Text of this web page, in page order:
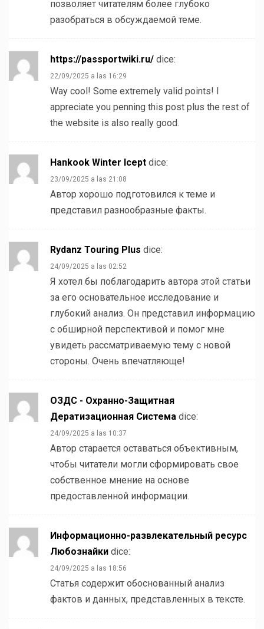
позволяет читателям более глубоко
разобраться в обсуждаемой теме.
https://passportwiki.ru/ dice:
22/09/2025 a las 16:29
Way cool! Some extremely valid points! I
appreciate you penning this post plus the rest of
the website is also really good.
Hankook Winter Icept dice:
23/09/2025 a las 21:08
Автор хорошо подготовился к теме и
представил разнообразные факты.
Rydanz Touring Plus dice:
24/09/2025 a las 02:52
Я хотел бы поблагодарить автора этой статьи
за его основательное исследование и
глубокий анализ. Он представил информацию
с обширной перспективой и помог мне
увидеть рассматриваемую тему с новой
стороны. Очень впечатляюще!
ОЗДС - Охранно-Защитная
Дератизационная Система dice:
24/09/2025 a las 10:37
Автор старается оставаться объективным,
чтобы читатели могли сформировать свое
собственное мнение на основе
предоставленной информации.
Информационно-развлекательный ресурс
Любознайки dice:
24/09/2025 a las 18:56
Статья содержит обоснованный анализ
фактов и данных, представленных в тексте.